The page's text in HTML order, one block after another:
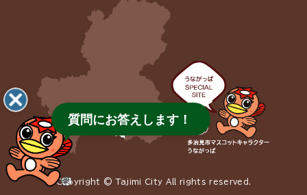
Copyright © Tajimi City All rights reserved.
質問にお答えします！